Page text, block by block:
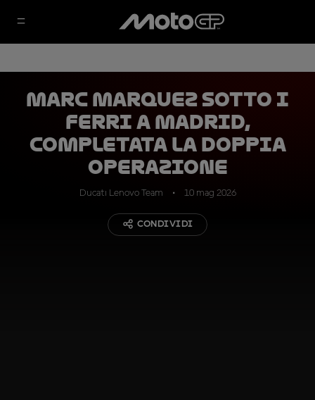
Marc Marquez sotto i
ferri a Madrid,
completata la doppia
operazione
Ducati Lenovo Team 10 mag 2026
CONDIVIDI